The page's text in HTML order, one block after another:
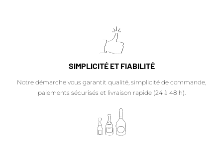
SIMPLICITÉ ET FIABILITÉ
Notre démarche vous garantit qualité, simplicité de commande,
paiements sécurisés et livraison rapide (24 à 48 h).